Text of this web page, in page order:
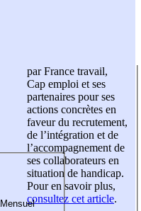
par France travail,
Cap emploi et ses
partenaires pour ses
actions concrètes en
faveur du recrutement,
de l’intégration et de
l’accompagnement de
ses collaborateurs en
situation de handicap.
Pour en savoir plus,
consultez cet article.